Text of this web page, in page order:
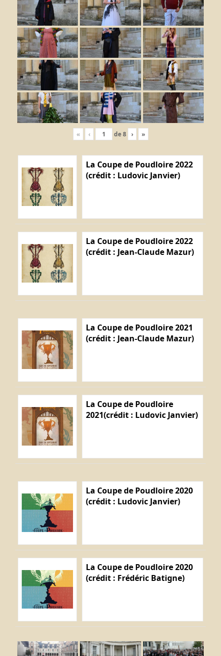
« ‹ de8 › »
La Coupe de Poudloire 2022
(crédit : Ludovic Janvier)
La Coupe de Poudloire 2022
(crédit : Jean-Claude Mazur)
La Coupe de Poudloire 2021
(crédit : Jean-Claude Mazur)
La Coupe de Poudloire
2021(crédit : Ludovic Janvier)
La Coupe de Poudloire 2020
(crédit : Ludovic Janvier)
La Coupe de Poudloire 2020
(crédit : Frédéric Batigne)